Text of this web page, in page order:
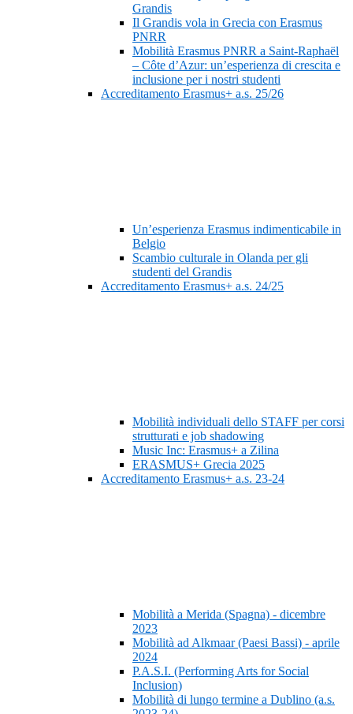
Grandis
Il Grandis vola in Grecia con Erasmus
PNRR
Mobilità Erasmus PNRR a Saint-Raphaël
– Côte d’Azur: un’esperienza di crescita e
inclusione per i nostri studenti
Accreditamento Erasmus+ a.s. 25/26
Un’esperienza Erasmus indimenticabile in
Belgio
Scambio culturale in Olanda per gli
studenti del Grandis
Accreditamento Erasmus+ a.s. 24/25
Mobilità individuali dello STAFF per corsi
strutturati e job shadowing
Music Inc: Erasmus+ a Zilina
ERASMUS+ Grecia 2025
Accreditamento Erasmus+ a.s. 23-24
Mobilità a Merida (Spagna) - dicembre
2023
Mobilità ad Alkmaar (Paesi Bassi) - aprile
2024
P.A.S.I. (Performing Arts for Social
Inclusion)
Mobilità di lungo termine a Dublino (a.s.